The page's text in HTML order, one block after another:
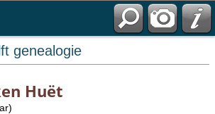
genealogie
Huët